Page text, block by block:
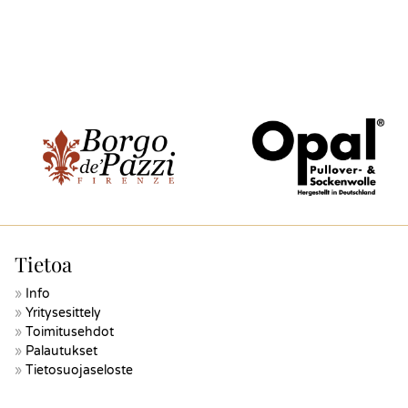
Tietoa
Info
Yritysesittely
Toimitusehdot
Palautukset
Tietosuojaseloste